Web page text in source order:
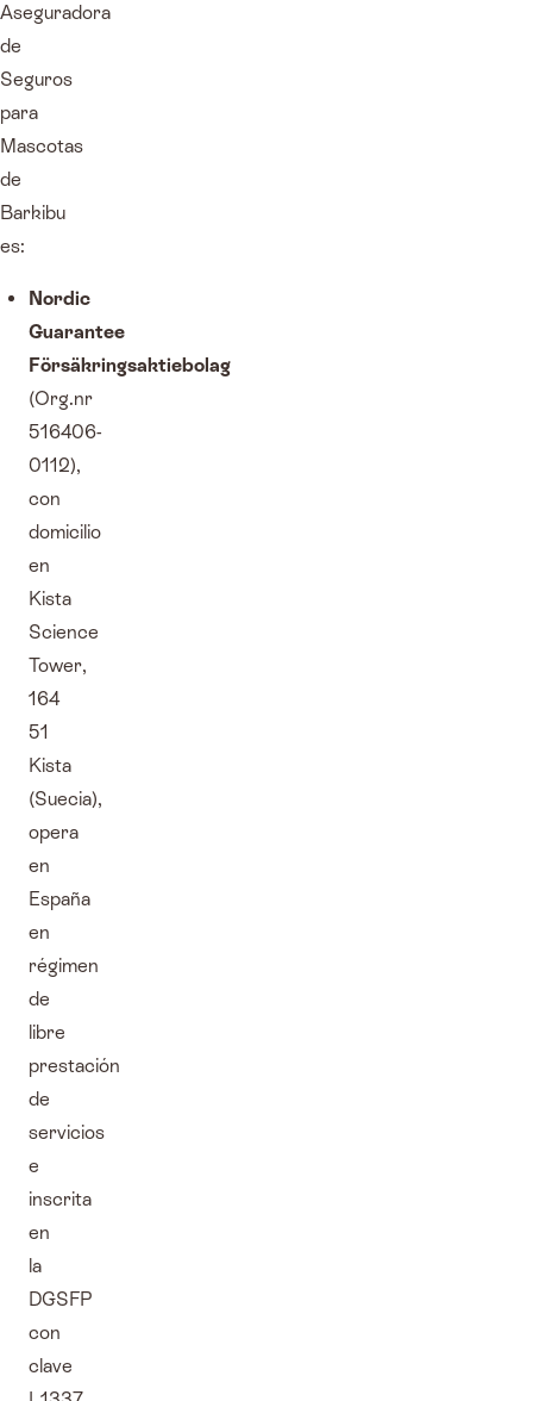
Aseguradora
de
Seguros
para
Mascotas
de
Barkibu
es:
Nordic
Guarantee
Försäkringsaktiebolag
(Org.nr
516406-
0112),
con
domicilio
en
Kista
Science
Tower,
164
51
Kista
(Suecia),
opera
en
España
en
régimen
de
libre
prestación
de
servicios
e
inscrita
en
la
DGSFP
con
clave